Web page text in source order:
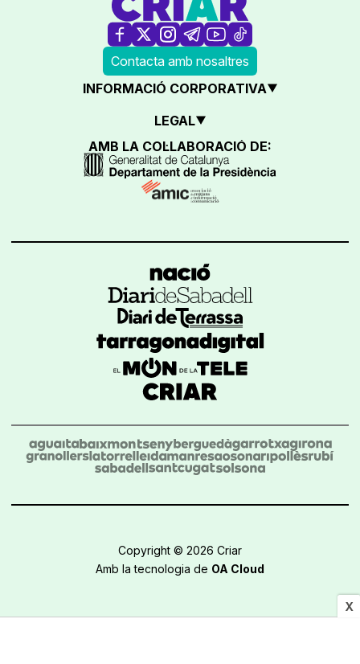
X
Contacta amb nosaltres
INFORMACIÓ CORPORATIVA
LEGAL
AMB LA COL·LABORACIÓ DE:
Copyright © 2026 Criar
Amb la tecnologia de OA Cloud